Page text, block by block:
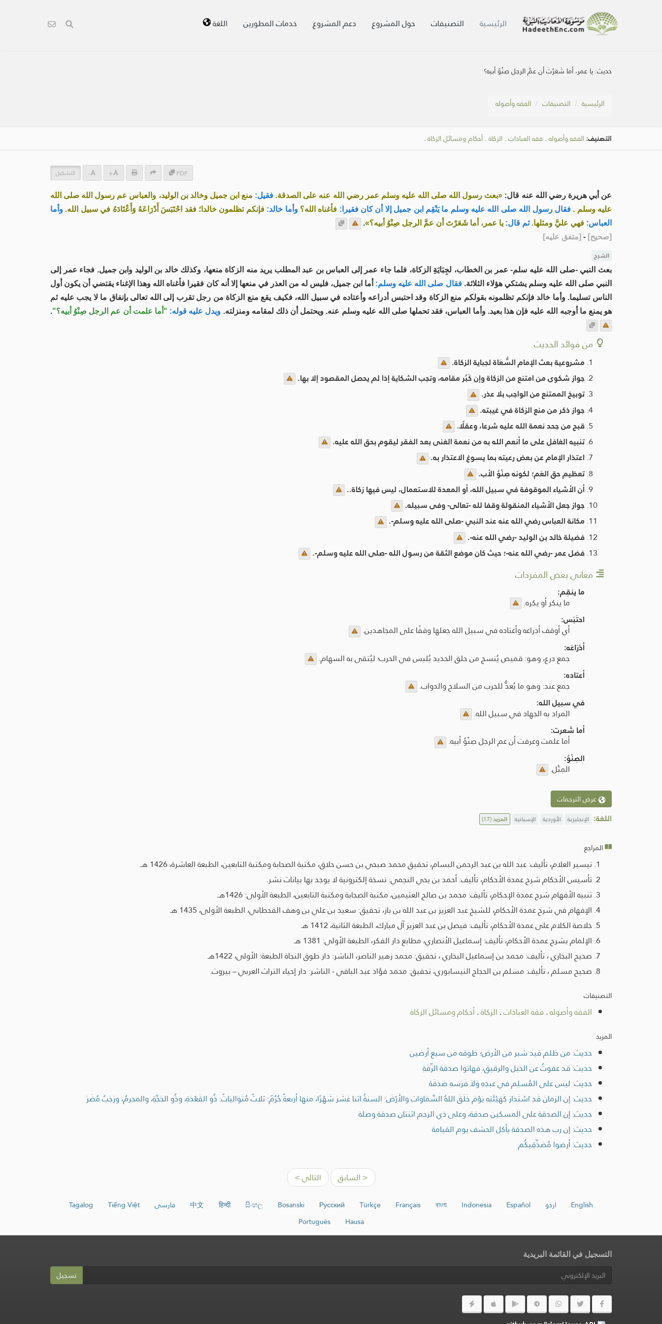
الرئيسية التصنيفات حول المشروع دعم المشروع خدمات المطورين اللغة
حديث:يا عمر، أما شَعَرْتَ أن عمَّ الرجل صِنْوُ أبيه؟
الرئيسية التصنيفات الفقه وأصوله
التصنيف: الفقه وأصوله . فقه العبادات . الزكاة . أحكام ومسائل الزكاة .
PDF
+
- التشكيل
عن أبي هريرة رضي الله عنه قال: «بعث رسول الله صلى الله عليه وسلم عمر رضي الله عنه على الصدقة. فقيل: منع ابن جميل وخالد بن الوليد، والعباس عم رسول الله صلى الله
عليه وسلم . فقال رسول الله صلى الله عليه وسلم ما يَنْقِم ابن جميل إلا أن كان فقيرا: فأغناه الله؟ وأما خالد: فإنكم تظلمون خالدا؛ فقد احْتَبَسَ أَدْرَاعَهُ وَأَعْتَادَهُ في سبيل الله. وأما
العباس: فهي عليَّ ومثلها. ثم قال: يا عمر، أما شَعَرْتَ أن عمَّ الرجل صِنْوُ أبيه؟».
[صحيح]
-
[متفق عليه]
الشرح
بعث النبي -صلى الله عليه سلم- عمر بن الخطاب، لجِبَايَةِ الزكاة، فلما جاء عمر إلى العباس بن عبد المطلب يريد منه الزكاة منعها، وكذلك خالد بن الوليد وابن جميل. فجاء عمر إلى
النبي صلى الله عليه وسلم يشتكي هؤلاء الثلاثة. فقال صلى الله عليه وسلم: أما ابن جميل، فليس له من العذر في منعها إلا أنه كان فقيرا فأغناه الله وهذا الإغناء يقتضي أن يكون أول
الناس تسليما. وأما خالد فإنكم تظلمونه بقولكم منع الزكاة وقد احتبس أدراعه وأعتاده في سبيل الله، فكيف يقع منع الزكاة من رجل تقرب إلى الله تعالى بإنفاق ما لا يجب عليه ثم
هو يمنع ما أوجبه الله عليه فإن هذا بعيد. وأما العباس، فقد تحملها صلى الله عليه وسلم عنه. ويحتمل أن ذلك لمقامه ومنزلته. ويدل عليه قوله: "أما علمت أن عم الرجل صِنْوُ أبيه؟".
من فوائد الحديث
مشروعية بعث الإمام السُّعَاة لجباية الزكاة.
جواز شكوى من امتنع من الزكاة وإن كَبُر مقامه، وتجب الشكاية إذا لم يحصل المقصود إلا بها.
توبيخ الممتنع من الواجب بلا عذر.
جواز ذكر من منع الزكاة في غيبته.
قبح من جحد نعمة الله عليه شرعا، وعقلًا.
تنبيه الغافل على ما أنعم الله به من نعمة الغنى بعد الفقر ليقوم بحق الله عليه.
اعتذار الإمام عن بعض رعيته بما يسوغ الاعتذار به.
تعظيم حق العَم؛ لكونه صِنْوُ الأب.
أن الأشياء الموقوفة في سبيل الله، أو المعدة للاستعمال، ليس فيها زكاة..
جواز جعل الأشياء المنقولة وقفا لله -تعالى- وفى سبيله.
مكانة العباس رضي الله عنه عند النبي -صلى الله عليه وسلم-.
فضيلة خالد بن الوليد -رضي الله عنه-.
فضل عمر -رضي الله عنه-؛ حيث كان موضع الثقة من رسول الله -صلى الله عليه وسلم-.
معاني بعض المفردات
ما ينقِم:
ما ينكر أو يكره.
احتَبَس:
أي أوقف أدراعه وأعتاده في سبيل الله جعلها وقفًا على المجاهدين.
أدْرَاعَه:
جمع درع، وهو: قميص يُنسج من حلق الحديد يُلبس في الحرب؛ ليُتقى به السهام.
أعتاده:
جمع عتد: وهو ما يُعدُّ للحرب من السلاح والدواب.
في سبيل الله:
المراد به الجهاد في سبيل الله.
أما شَعرت:
أما علمت وعرفت أن عم الرجل صِنْوُ أبيه.
الصِنْوُ:
المِثْل.
عرض الترجمات
اللغة: الإنجليزية الأوردية الإسبانية المزيد(17)
المراجع
تيسير العلام، تأليف: عبد الله بن عبد الرحمن البسام، تحقيق محمد صبحي بن حسن حلاق، مكتبة الصحابة ومكتبة التابعين، الطبعة العاشرة، 1426 هـ.
تأسيس الأحكام شرح عمدة الأحكام، تأليف: أحمد بن يحي النجمي: نسخة إلكترونية لا يوجد بها بيانات نشر.
تنبيه الأفهام شرح عمدة الإحكام، تأليف: محمد بن صالح العثيمين، مكتبة الصحابة ومكتبة التابعين، الطبعة الأولى: 1426هـ.
الإفهام في شرح عمدة الأحكام، للشيخ عبد العزيز بن عبد الله بن باز، تحقيق: سعيد بن علي بن وهف القحطاني، الطبعة الأولى، 1435 هـ
خلاصة الكلام على عمدة الأحكام، تأليف: فيصل بن عبد العزيز آل مبارك، الطبعة الثانية، 1412 هـ
الإلمام بشرح عمدة الأحكام، تأليف: إسماعيل الأنصاري، مطابع دار الفكر، الطبعة الأولى: 1381 هـ
صحيح البخاري ، تأليف: محمد بن إسماعيل البخاري ، تحقيق: محمد زهير الناصر، الناشر: دار طوق النجاة الطبعة: الأولى، 1422هـ
صحيح مسلم ، تأليف: مسلم بن الحجاج النيسابوري، تحقيق: محمد فؤاد عبد الباقي - الناشر: دار إحياء التراث العربي – بيروت.
التصنيفات
الفقه وأصوله. فقه العبادات. الزكاة. أحكام ومسائل الزكاة
المزيد
حديث: من ظلم قيد شبر من الأرض؛ طوقه من سبع أرضين
حديث: قد عفوتُ عن الخيل والرقيق، فهاتوا صدقة الرِّقَةِ
حديث: ليس على المُسلِم في عبدِهِ وَلاَ فَرَسهِ صَدَقَة
حديث: إن الزمانَ قَدِ اسْتَدَارَ كَهَيْئَتِهِ يَوْمَ خَلَقَ اللهُ السَّمَاوَاتِ والأَرْضَ: السنةُ اثنا عَشَرَ شَهْرًا، منها أربعةٌ حُرُمٌ: ثلاثٌ مُتَوَالِيَاتٌ: ذُو القَعْدَةِ، وذُو الحَجَّةِ، والمحرمُ، ورَجَبُ مُضَرَ
حديث: إن الصدقة على المسكين صدقة، وعلى ذي الرحم اثنتان صدقة وصلة
حديث: إن رب هذه الصدقة يأكل الحشف يوم القيامة
حديث: أرضوا مُصَدِّقِيكُم
< السابق التالي >
English اردو Español
Indonesia
বাংলা
Français
Türkçe
Русский
Bosanski
සිංහල
हिन्दी
中文 فارسی Tiếng Việt
Tagalog
Hausa
Português
التسجيل في القائمة البريدية
تسجيل